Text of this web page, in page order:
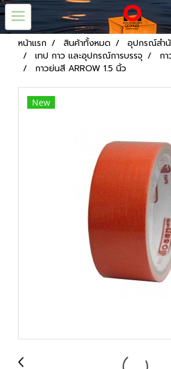
หน้าแรก สินค้าทั้งหมด
อุปกรณ์สำ
เทป กาว และอุปกรณ์การบรรจุ
ก
กาวย่นสี ARROW 1.5 นิ้ว
New